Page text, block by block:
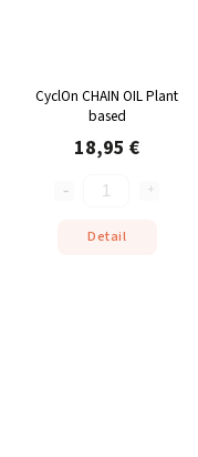
CyclOn CHAIN OIL Plant
based
18,95 €
Detail